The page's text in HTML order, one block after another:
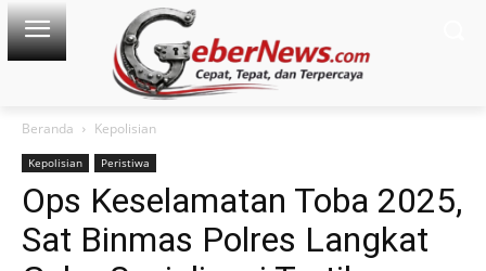
Beranda Kepolisian
Kepolisian Peristiwa
Ops Keselamatan Toba 2025,
Sat Binmas Polres Langkat